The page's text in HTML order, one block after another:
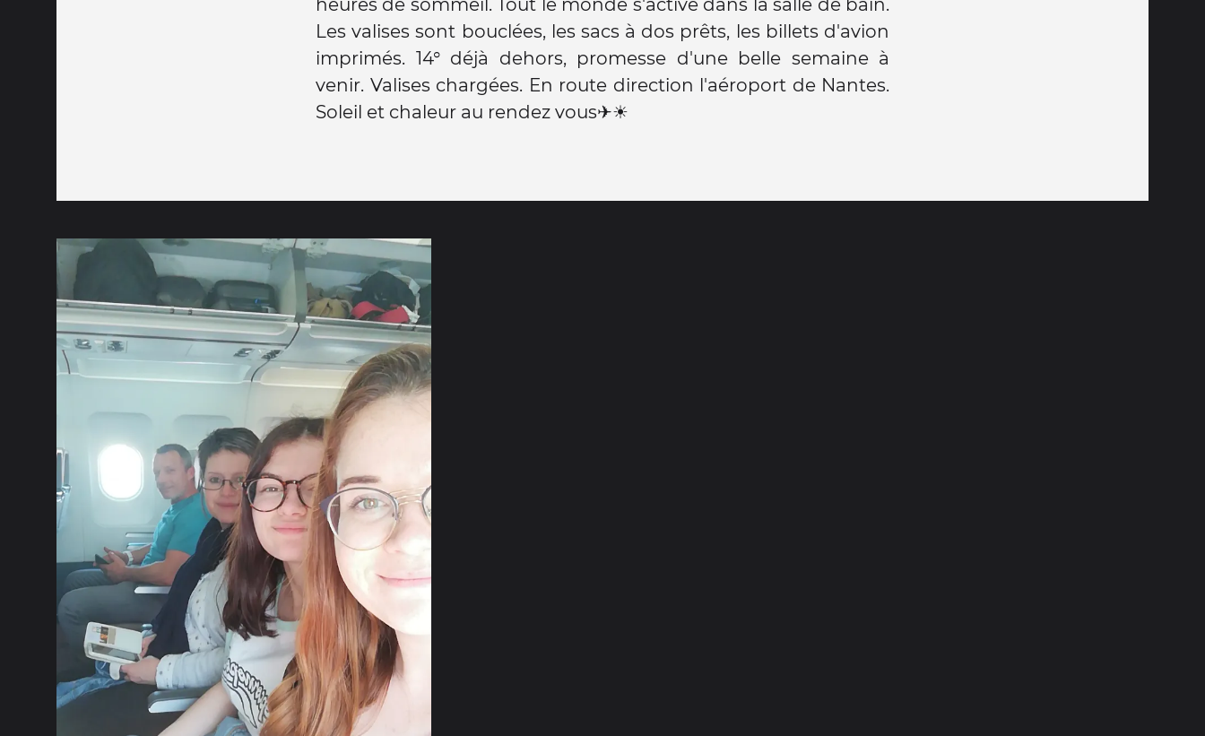
Les valises sont bouclées, les sacs à dos prêts, les billets d'avion
imprimés. 14° déjà dehors, promesse d'une belle semaine à
venir. Valises chargées. En route direction l'aéroport de Nantes.
Soleil et chaleur au rendez vous✈️☀️